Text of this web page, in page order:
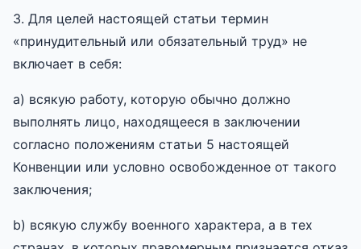
3. Для целей настоящей статьи термин
«принудительный или обязательный труд» не
включает в себя:
a) всякую работу, которую обычно должно
выполнять лицо, находящееся в заключении
согласно положениям статьи 5 настоящей
Конвенции или условно освобожденное от такого
заключения;
b) всякую службу военного характера, а в тех